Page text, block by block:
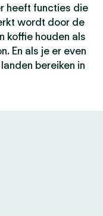
heeft functies die
wordt door de
koffie houden als
En als je er even
bereiken in